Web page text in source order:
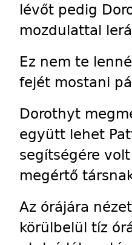
lévőt pedig
mozdulattal
Ez nem te
fejét mostani
Dorothyt
együtt lehet
segítségére
megértő
Az órájára
körülbelül tíz